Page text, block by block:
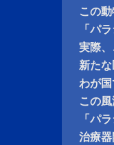
この
「パ
実際
新た
わが
この
「パ
治療器